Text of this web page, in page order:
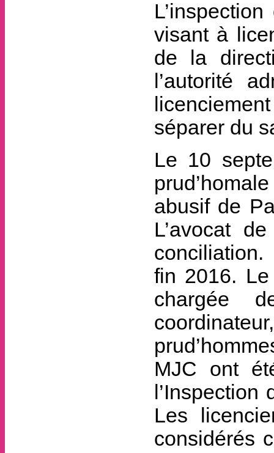
visant à
de la
l’autorité
séparer du
Le 10
abusif de
L’avocat
fin 2016.
chargée
MJC ont
Les
considérés